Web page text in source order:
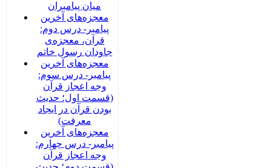
میان پیامبران
معجزه‌های آخرین
پیامبر- درس دوم:
قرآن، معجزه‌ی
جاودان رسول خاتم
معجزه‌های آخرین
پیامبر- درس سوم:
وجه اعجاز قرآن
(قسمت اول؛ حدیث
بودن قرآن در ایجاد
معرفت)
معجزه‌های آخرین
پیامبر- درس چهارم:
وجه اعجاز قرآن